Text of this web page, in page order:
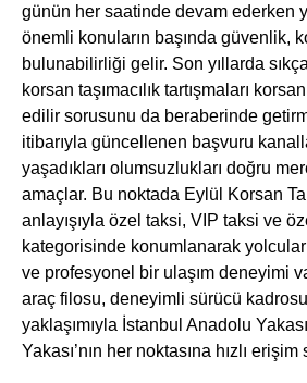
günün her saatinde devam ederken
önemli konuların başında güvenlik,
bulunabilirliği gelir. Son yıllarda
korsan taşımacılık tartışmaları
edilir sorusunu da beraberinde
itibarıyla güncellenen başvuru
yaşadıkları olumsuzlukları doğru
amaçlar. Bu noktada Eylül Korsan
anlayışıyla özel taksi, VIP taksi ve
kategorisinde konumlanarak
ve profesyonel bir ulaşım deneyimi
araç filosu, deneyimli sürücü
yaklaşımıyla İstanbul Anadolu
Yakası’nın her noktasına hızlı erişim